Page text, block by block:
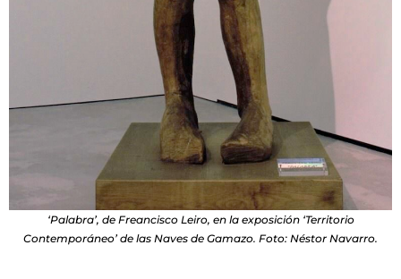
‘Palabra’, de Freancisco Leiro, en la exposición ‘Territorio
Contemporáneo’ de las Naves de Gamazo. Foto: Néstor Navarro.